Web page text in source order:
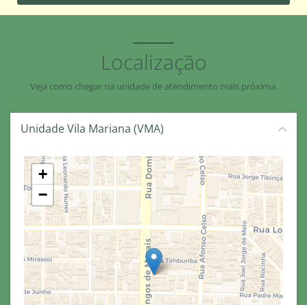
Localização
Veja como chegar na unidade de atendimento mais próxima.
Unidade Vila Mariana (VMA)
+
−